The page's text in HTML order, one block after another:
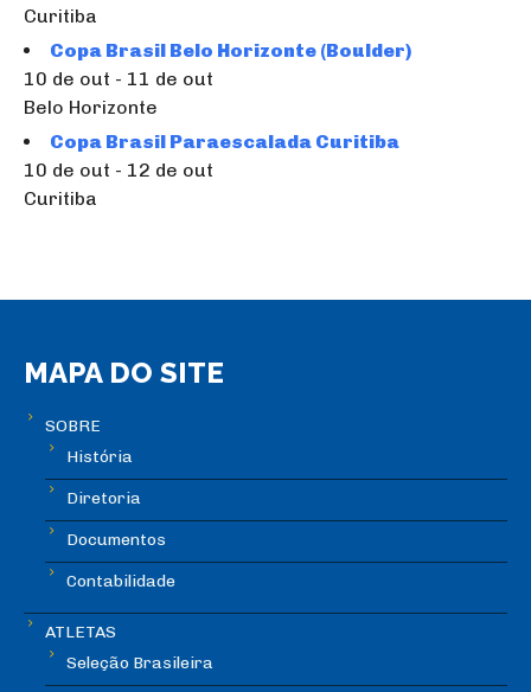
Curitiba
Copa Brasil Belo Horizonte (Boulder)
10 de out - 11 de out
Belo Horizonte
Copa Brasil Paraescalada Curitiba
10 de out - 12 de out
Curitiba
MAPA DO SITE
SOBRE
História
Diretoria
Documentos
Contabilidade
ATLETAS
Seleção Brasileira